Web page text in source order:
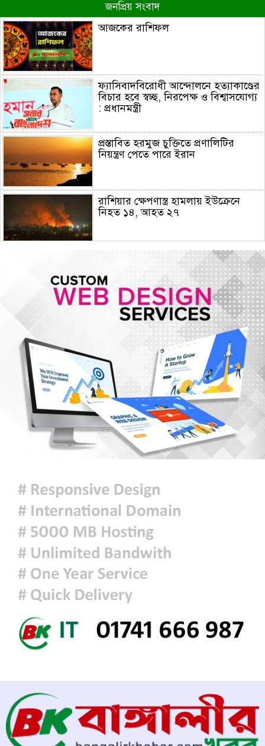
জনপ্রিয় সংবাদ
আজকের রাশিফল
ফ্যাসিবাদবিরোধী আন্দোলনে হত্যাকাণ্ডের
বিচার হবে স্বচ্ছ, নিরপেক্ষ ও বিশ্বাসযোগ্য
: প্রধানমন্ত্রী
প্রস্তাবিত হরমুজ চুক্তিতে প্রণালিটির
নিয়ন্ত্রণ পেতে পারে ইরান
রাশিয়ার ক্ষেপণাস্ত্র হামলায় ইউক্রেনে
নিহত ১৪, আহত ২৭
হামের উপসর্গে আরও ৫ শিশুর মৃত্যু
গোপালগঞ্জে ১৫ আগস্ট পর্যন্ত নিরাপত্তা
জোরদার, ৫ প্লাটুন বিজিবি মোতায়েন
আরেকটি বিপ্লব আসন্ন, সেই বিপ্লবের জন্য
আমি দেশবাসীকে প্রস্তুতি নেওয়ার আহ্বান
জানাচ্ছি- ডা. শফিকুর রহমান
জুলাই গণঅভ্যুত্থান দিবসে রাজশাহীতে
স্মৃতিস্তম্ভে শ্রদ্ধাঞ্জলি
‘জুলাই গণঅভ্যুত্থান স্মৃতি জাদুঘর’
উদ্বোধন করলেন প্রধানমন্ত্রী
শ্রীলঙ্কায় ভয়াবহ বন্যা ও ভূমিধস: নিহত
৭, স্কুল বন্ধ ঘোষণা